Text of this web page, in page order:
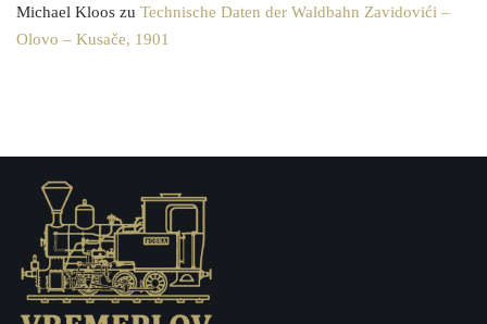
Michael Kloos zu Technische Daten der Waldbahn Zavidovići –
Olovo – Kusače, 1901